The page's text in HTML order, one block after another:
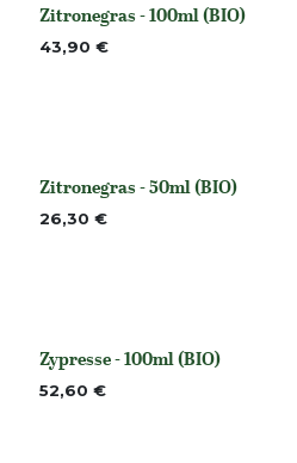
None
Zitronegras - 100ml (BIO)
43,90 €
Nicht vorrättig
Zitronegras - 50ml (BIO)
26,30 €
None
Zypresse - 100ml (BIO)
52,60 €